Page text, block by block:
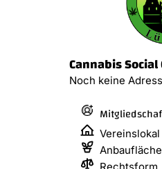
Cannabis
Noch keine
Vereinslokal
Anbaufläche